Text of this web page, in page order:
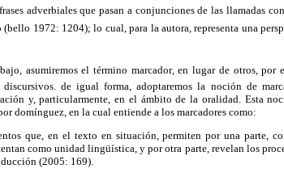
adverbiales que pasan a conjunciones de las llamadas
(bello 1972: 1204); lo cual, para la autora, representa una
asumiremos el término marcador, en lugar de otros,
discursivos. de igual forma, adoptaremos la noción de
y, particularmente, en el ámbito de la oralidad. Esta
domínguez, en la cual entiende a los marcadores como:
que, en el texto en situación, permiten por una parte,
como unidad lingüística, y por otra parte, revelan los
(2005: 169).